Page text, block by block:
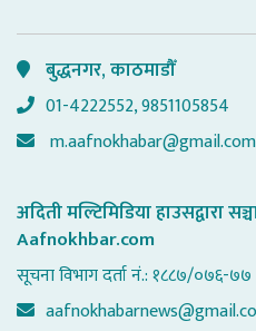
बुद्धनगर, काठमाडौँ
01-4222552, 9851105854
m.aafnokhabar@gmail.com
अदिती मल्टिमिडिया हाउसद्वारा
Aafnokhbar.com
सूचना विभाग दर्ता नं.: १८८७/०७६-७७